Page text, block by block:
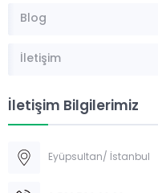
Blog
İletişim
İletişim Bilgilerimiz
Eyüpsultan/ İstanbul